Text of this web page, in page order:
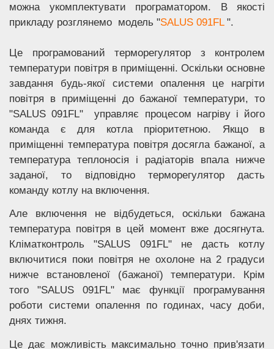
можна укомплектувати програматором. В якості
прикладу розглянемо модель "SALUS 091FL".
Це програмований терморегулятор з контролем
температури повітря в приміщенні. Оскільки основне
завдання будь-якої системи опалення це нагріти
повітря в приміщенні до бажаної температури, то
"SALUS 091FL" управляє процесом нагріву і його
команда є для котла пріоритетною. Якщо в
приміщенні температура повітря досягла бажаної, а
температура теплоносія і радіаторів впала нижче
заданої, то відповідно терморегулятор дасть
команду котлу на включення.
Але включення не відбудеться, оскільки бажана
температура повітря в цей момент вже досягнута.
Кліматконтроль "SALUS 091FL" не дасть котлу
включитися поки повітря не охолоне на 2 градуси
нижче встановленої (бажаної) температури. Крім
того "SALUS 091FL" має функції програмування
роботи системи опалення по годинах, часу доби,
днях тижня.
Це дає можливість максимально точно прив'язати